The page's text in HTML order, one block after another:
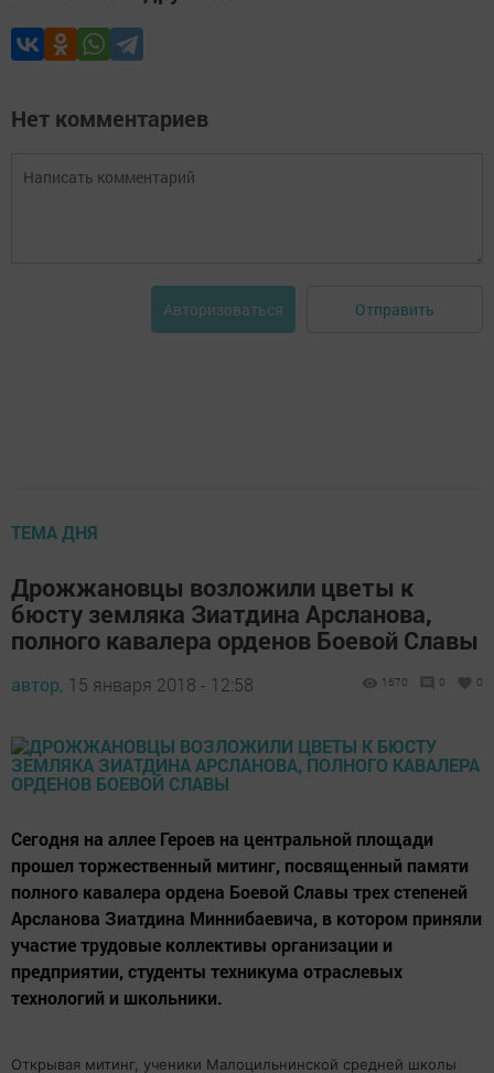
Нет комментариев
Авторизоваться Отправить
ТЕМА ДНЯ
Дрожжановцы возложили цветы к
бюсту земляка Зиатдина Арсланова,
полного кавалера орденов Боевой Славы
автор, 15 января 2018 - 12:58 1670 0 0
Сегодня на аллее Героев на центральной площади
прошел торжественный митинг, посвященный памяти
полного кавалера ордена Боевой Славы трех степеней
Арсланова Зиатдина Миннибаевича, в котором приняли
участие трудовые коллективы организации и
предприятии, студенты техникума отраслевых
технологий и школьники.
Открывая митинг, ученики Малоцильнинской средней школы